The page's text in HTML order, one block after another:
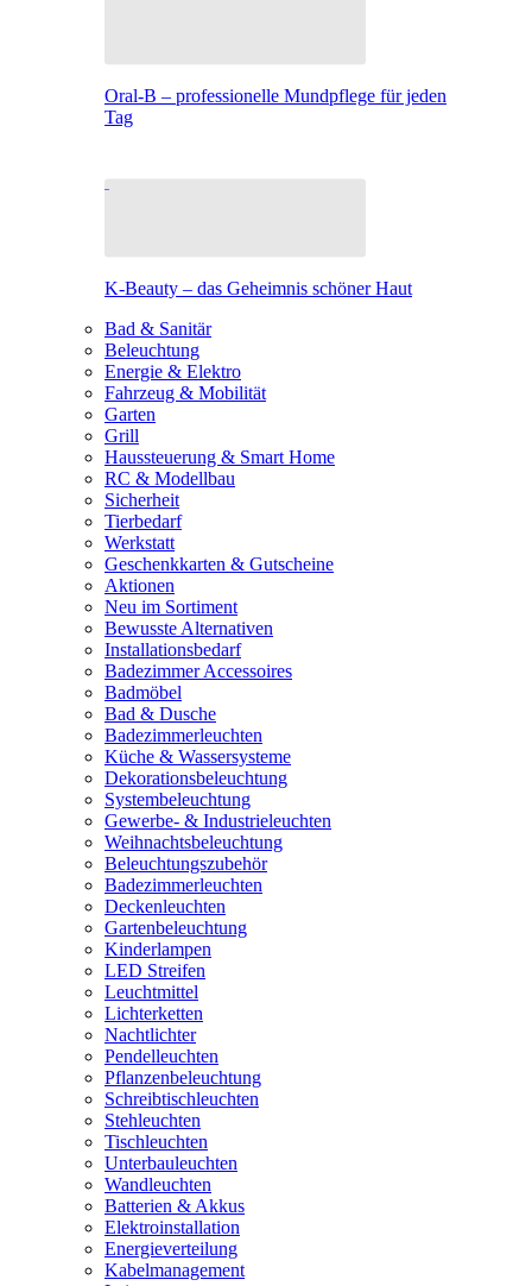
Oral-B – professionelle Mundpflege für jeden
Tag
K-Beauty – das Geheimnis schöner Haut
Bad & Sanitär
Beleuchtung
Energie & Elektro
Fahrzeug & Mobilität
Garten
Grill
Haussteuerung & Smart Home
RC & Modellbau
Sicherheit
Tierbedarf
Werkstatt
Geschenkkarten & Gutscheine
Aktionen
Neu im Sortiment
Bewusste Alternativen
Installationsbedarf
Badezimmer Accessoires
Badmöbel
Bad & Dusche
Badezimmerleuchten
Küche & Wassersysteme
Dekorationsbeleuchtung
Systembeleuchtung
Gewerbe- & Industrieleuchten
Weihnachtsbeleuchtung
Beleuchtungszubehör
Badezimmerleuchten
Deckenleuchten
Gartenbeleuchtung
Kinderlampen
LED Streifen
Leuchtmittel
Lichterketten
Nachtlichter
Pendelleuchten
Pflanzenbeleuchtung
Schreibtischleuchten
Stehleuchten
Tischleuchten
Unterbauleuchten
Wandleuchten
Batterien & Akkus
Elektroinstallation
Energieverteilung
Kabelmanagement